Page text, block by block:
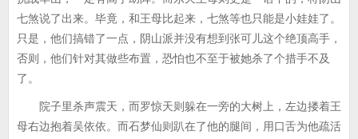
七煞说了出来。毕竟，和王母比起来，七煞等也只能是小娃娃了。
只是，他们搞错了一点，阴山派并没有想到张可儿这个绝顶高手，
否则，他们针对其做些布置，恐怕也不至于被她杀了个措手不及
了。
院子里杀声震天，而罗惊天则躲在一旁的大树上，左边搂着王
母右边抱着吴依依。而石梦仙则趴在了他的腿间，用口舌为他疏活